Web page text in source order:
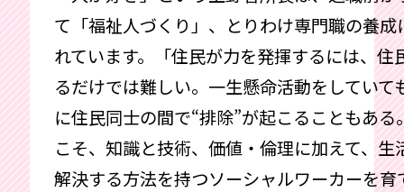
て「福祉人づくり」、とりわけ専門職の養成
れています。「住民が力を発揮するには、住
るだけでは難しい。一生懸命活動をしていて
に住民同士の間で“排除”が起こることもある
こそ、知識と技術、価値・倫理に加えて、生
解決する方法を持つソーシャルワーカーを育